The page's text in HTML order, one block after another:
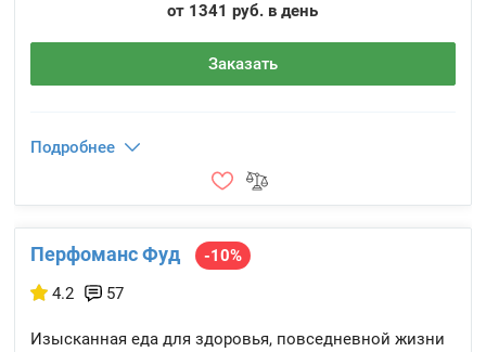
от 1341 руб. в день
Заказать
Подробнее
Перфоманс Фуд
-10%
4.2
57
Изысканная еда для здоровья, повседневной жизни